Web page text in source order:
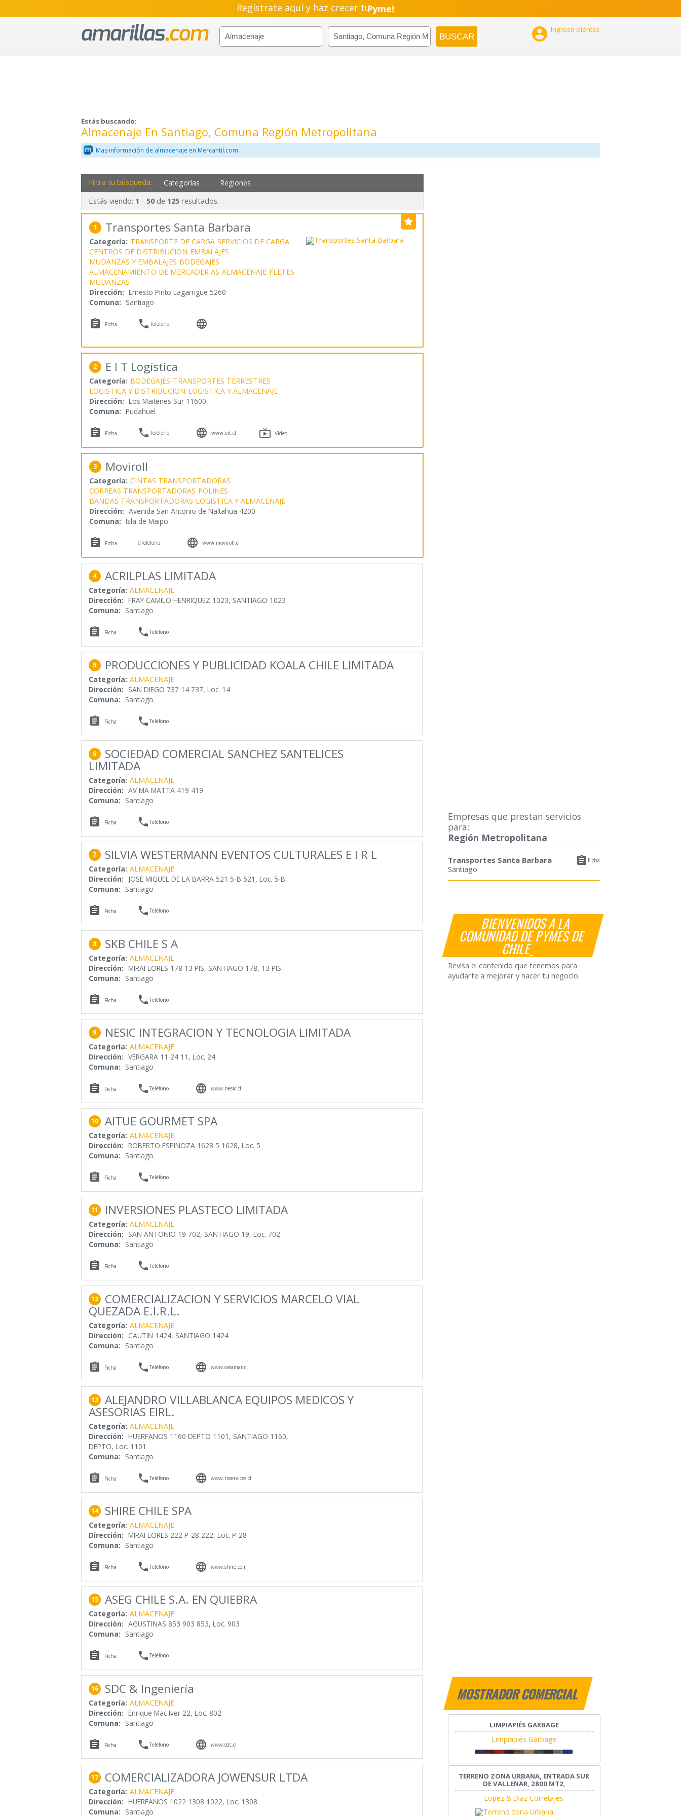
Regístrate aquí y haz crecer tuPyme!
Emprendimiento!
 Ingreso clientes
Estás buscando:
Almacenaje En Santiago, Comuna Región Metropolitana
Mas información de almacenaje en Mercantil.com
Empresas que prestan servicios
para:
Región Metropolitana
 Ficha
Transportes Santa Barbara
Santiago
BIENVENIDOS A LA
COMUNIDAD DE PYMES DE
CHILE_
Revisa el contenido que tenemos para
ayudarte a mejorar y hacer tu negocio.
MOSTRADOR COMERCIAL
LIMPIAPIÉS GARBAGE
Limpiapiés Garbage
TERRENO ZONA URBANA, ENTRADA SUR
DE VALLENAR, 2800 MT2,
Lopez & Diaz Corretajes
Filtra tu búsqueda: Categorías Regiones
Estás viendo: 1 - 50de 125 resultados.
1 Transportes Santa Barbara
Categoría: TRANSPORTE DE CARGA SERVICIOS DE CARGA
CENTROS DE DISTRIBUCION EMBALAJES
MUDANZAS Y EMBALAJES BODEGAJES
ALMACENAMIENTO DE MERCADERIAS ALMACENAJE FLETES
MUDANZAS
Dirección: Ernesto Pinto Lagarrigue 5260
Comuna: Santiago
 Ficha Teléfono 
2 E I T Logística
Categoría: BODEGAJES TRANSPORTES TERRESTRES
LOGISTICA Y DISTRIBUCION LOGISTICA Y ALMACENAJE
Dirección: Los Maitenes Sur 11600
Comuna: Pudahuel
 Ficha Teléfono  www.eit.cl  Vídeo
3 Moviroll
Categoría: CINTAS TRANSPORTADORAS
CORREAS TRANSPORTADORAS POLINES
BANDAS TRANSPORTADORAS LOGISTICA Y ALMACENAJE
Dirección: Avenida San Antonio de Naltahua 4200
Comuna: Isla de Maipo
 Ficha Teléfono  www.moviroll.cl
4 ACRILPLAS LIMITADA
Categoría: ALMACENAJE
Dirección: FRAY CAMILO HENRIQUEZ 1023, SANTIAGO 1023
Comuna: Santiago
 Ficha Teléfono
5 PRODUCCIONES Y PUBLICIDAD KOALA CHILE LIMITADA
Categoría: ALMACENAJE
Dirección: SAN DIEGO 737 14 737, Loc. 14
Comuna: Santiago
 Ficha Teléfono
6 SOCIEDAD COMERCIAL SANCHEZ SANTELICES
LIMITADA
Categoría: ALMACENAJE
Dirección: AV MA MATTA 419 419
Comuna: Santiago
 Ficha Teléfono
7 SILVIA WESTERMANN EVENTOS CULTURALES E I R L
Categoría: ALMACENAJE
Dirección: JOSE MIGUEL DE LA BARRA 521 5-B 521, Loc. 5-B
Comuna: Santiago
 Ficha Teléfono
8 SKB CHILE S A
Categoría: ALMACENAJE
Dirección: MIRAFLORES 178 13 PIS, SANTIAGO 178, 13 PIS
Comuna: Santiago
 Ficha Teléfono
9 NESIC INTEGRACION Y TECNOLOGIA LIMITADA
Categoría: ALMACENAJE
Dirección: VERGARA 11 24 11, Loc. 24
Comuna: Santiago
 Ficha Teléfono  www.nesic.cl
10 AITUE GOURMET SPA
Categoría: ALMACENAJE
Dirección: ROBERTO ESPINOZA 1628 5 1628, Loc. 5
Comuna: Santiago
 Ficha Teléfono
11 INVERSIONES PLASTECO LIMITADA
Categoría: ALMACENAJE
Dirección: SAN ANTONIO 19 702, SANTIAGO 19, Loc. 702
Comuna: Santiago
 Ficha Teléfono
12 COMERCIALIZACION Y SERVICIOS MARCELO VIAL
QUEZADA E.I.R.L.
Categoría: ALMACENAJE
Dirección: CAUTIN 1424, SANTIAGO 1424
Comuna: Santiago
 Ficha Teléfono  www.casamar.cl
13 ALEJANDRO VILLABLANCA EQUIPOS MEDICOS Y
ASESORIAS EIRL.
Categoría: ALMACENAJE
Dirección: HUERFANOS 1160 DEPTO 1101, SANTIAGO 1160,
DEPTO, Loc. 1101
Comuna: Santiago
 Ficha Teléfono  www.rxservices.cl
14 SHIRE CHILE SPA
Categoría: ALMACENAJE
Dirección: MIRAFLORES 222 P-28 222, Loc. P-28
Comuna: Santiago
 Ficha Teléfono  www.shire.com
15 ASEG CHILE S.A. EN QUIEBRA
Categoría: ALMACENAJE
Dirección: AGUSTINAS 853 903 853, Loc. 903
Comuna: Santiago
 Ficha Teléfono
16 SDC & Ingeniería
Categoría: ALMACENAJE
Dirección: Enrique Mac Iver 22, Loc. 802
Comuna: Santiago
 Ficha Teléfono  www.sdc.cl
17 COMERCIALIZADORA JOWENSUR LTDA
Categoría: ALMACENAJE
Dirección: HUERFANOS 1022 1308 1022, Loc. 1308
Comuna: Santiago